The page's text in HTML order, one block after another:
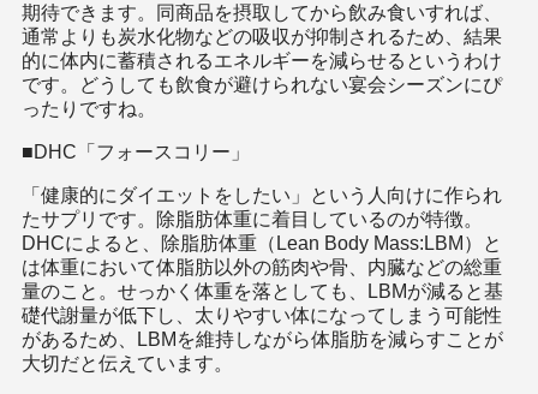
期待できます。同商品を摂取してから飲み食いすれば、
通常よりも炭水化物などの吸収が抑制されるため、結果
的に体内に蓄積されるエネルギーを減らせるというわけ
です。どうしても飲食が避けられない宴会シーズンにぴ
ったりですね。
■DHC「フォースコリー」
「健康的にダイエットをしたい」という人向けに作られ
たサプリです。除脂肪体重に着目しているのが特徴。
DHCによると、除脂肪体重（Lean Body Mass:LBM）と
は体重において体脂肪以外の筋肉や骨、内臓などの総重
量のこと。せっかく体重を落としても、LBMが減ると基
礎代謝量が低下し、太りやすい体になってしまう可能性
があるため、LBMを維持しながら体脂肪を減らすことが
大切だと伝えています。